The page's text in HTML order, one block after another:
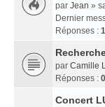
par Jean »
Dernier
Réponses :
par Camille
Réponses : 0
Concert